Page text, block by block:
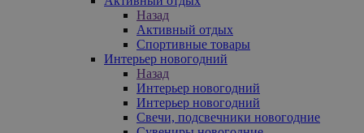
Назад
Активный отдых
Спортивные товары
Интерьер новогодний
Назад
Интерьер новогодний
Интерьер новогодний
Свечи, подсвечники новогодние